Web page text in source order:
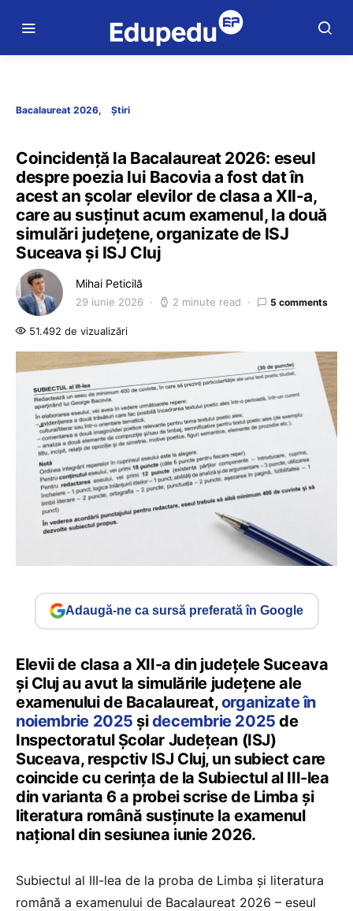
Bacalaureat 2026 Știri
Coincidență la Bacalaureat 2026: eseul
despre poezia lui Bacovia a fost dat în
acest an școlar elevilor de clasa a XII-a,
care au susținut acum examenul, la două
simulări județene, organizate de ISJ
Suceava și ISJ Cluj
Mihai Peticilă
29 iunie 2026 2 minute read 5 comments
51.492 de vizualizări
Adaugă-ne ca sursă preferată în Google
Elevii de clasa a XII-a din județele Suceava
și Cluj au avut la simulările județene ale
examenului de Bacalaureat,organizate în
noiembrie 2025 șidecembrie 2025 de
Inspectoratul Școlar Județean (ISJ)
Suceava, respctiv ISJ Cluj, un subiect care
coincide cu cerința de la Subiectul al III-lea
din varianta 6 a probei scrise de Limba și
literatura română susținute la examenul
național din sesiunea iunie 2026.
Subiectul al III-lea de la proba de Limba și literatura
română a examenului de Bacalaureat 2026 – eseul